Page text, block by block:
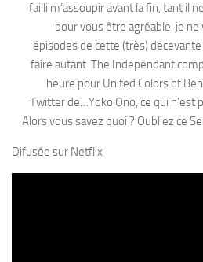
failli m’assoupir avant la fin, tant il
pour vous être agréable, je
épisodes de cette (très)
faire autant. The Independant
heure pour United Colors of
Twitter de…Yoko Ono, ce qui n’est
Alors vous savez quoi ? Oubliez ce
Difusée sur Netflix